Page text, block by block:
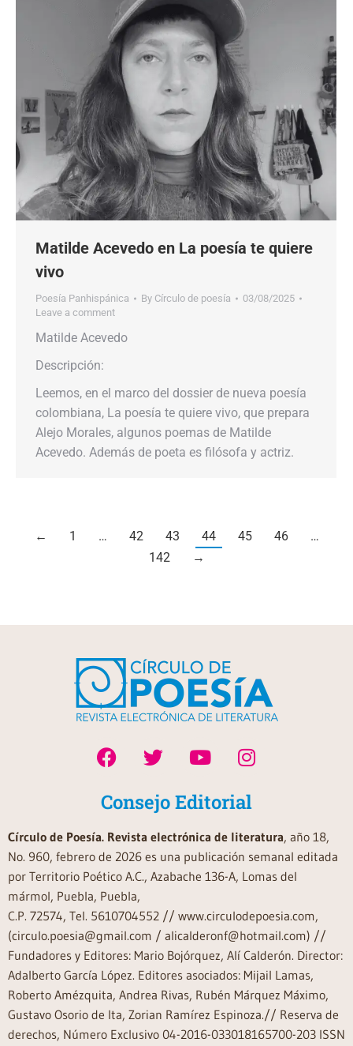
Matilde Acevedo en La poesía te quiere
vivo
Poesía Panhispánica By Círculo de poesía
03/08/2025
Leave a comment
Matilde Acevedo
Descripción:
Leemos, en el marco del dossier de nueva poesía
colombiana, La poesía te quiere vivo, que prepara
Alejo Morales, algunos poemas de Matilde
Acevedo. Además de poeta es filósofa y actriz.
← 1 … 42 43 44 45 46
…
142
→
Consejo Editorial
Círculo de Poesía. Revista electrónica de literatura, año 18,
No. 960, febrero de 2026 es una publicación semanal editada
por Territorio Poético A.C., Azabache 136-A, Lomas del
mármol, Puebla, Puebla,
C.P. 72574, Tel. 5610704552 // www.circulodepoesia.com,
(circulo.poesia@gmail.com / alicalderonf@hotmail.com) //
Fundadores y Editores: Mario Bojórquez, Alí Calderón. Director:
Adalberto García López. Editores asociados: Mijail Lamas,
Roberto Amézquita, Andrea Rivas, Rubén Márquez Máximo,
Gustavo Osorio de Ita, Zorian Ramírez Espinoza.// Reserva de
derechos, Número Exclusivo 04-2016-033018165700-203 ISSN